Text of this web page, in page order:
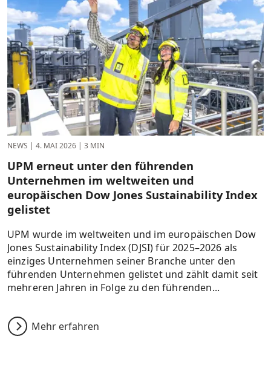
NEWS | 4. MAI 2026 | 3 MIN
UPM erneut unter den führenden
Unternehmen im weltweiten und
europäischen Dow Jones Sustainability Index
gelistet
UPM wurde im weltweiten und im europäischen Dow
Jones Sustainability Index (DJSI) für 2025–2026 als
einziges Unternehmen seiner Branche unter den
führenden Unternehmen gelistet und zählt damit seit
mehreren Jahren in Folge zu den führenden...
Mehr erfahren